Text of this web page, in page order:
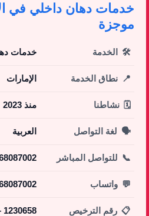
خدمات دهان داخلي في
موجزة
🛠️ الخدمة خدمات
📍 نطاق الخدمة الإمارات
🗓️ نشاطنا منذ 2023
🗣️ لغة التواصل العربية
📞 للتواصل المباشر
💬 واتساب
📋 رقم الترخيص